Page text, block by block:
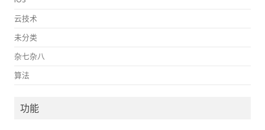
云技术
未分类
杂七杂八
算法
功能